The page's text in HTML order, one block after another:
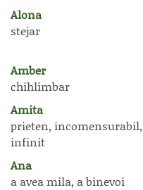
Alona
stejar
Amber
chihlimbar
Amita
prieten, incomensurabil,
infinit
Ana
a avea mila, a binevoi